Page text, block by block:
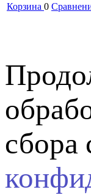
Корзина 0
сбора